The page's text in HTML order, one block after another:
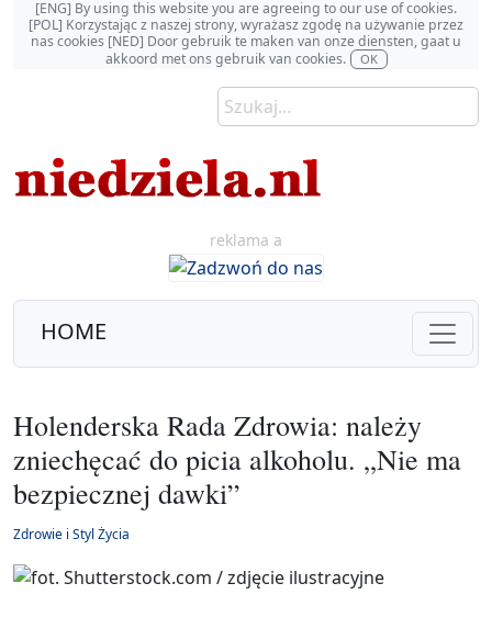
[ENG] By using this website you are agreeing to our use of cookies.
[POL] Korzystając z naszej strony, wyrażasz zgodę na używanie przez
nas cookies [NED] Door gebruik te maken van onze diensten, gaat u
akkoord met ons gebruik van cookies.
OK
reklama a
HOME
Holenderska Rada Zdrowia: należy
zniechęcać do picia alkoholu. „Nie ma
bezpiecznej dawki”
Zdrowie i Styl Życia